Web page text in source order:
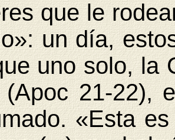
que le
un día,
uno solo, la
(Apoc 21-22),
«Esta